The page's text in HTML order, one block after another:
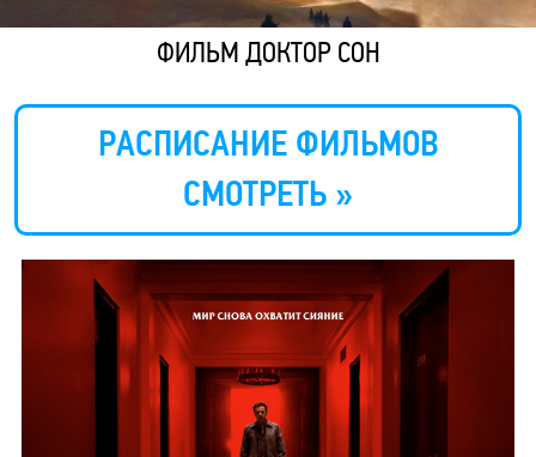
ФИЛЬМ ДОКТОР СОН
РАСПИСАНИЕ ФИЛЬМОВ
СМОТРЕТЬ »